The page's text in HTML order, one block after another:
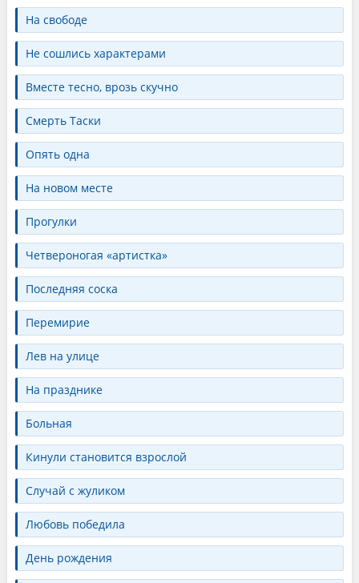
На свободе
Не сошлись характерами
Вместе тесно, врозь скучно
Смерть Таски
Опять одна
На новом месте
Прогулки
Четвероногая «артистка»
Последняя соска
Перемирие
Лев на улице
На празднике
Больная
Кинули становится взрослой
Случай с жуликом
Любовь победила
День рождения